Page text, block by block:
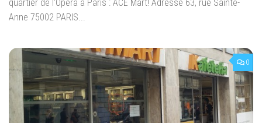
quartier de l’Opéra à Paris : ACE Mart! Adresse 63, rue Sainte-
Anne 75002 PARIS...
0